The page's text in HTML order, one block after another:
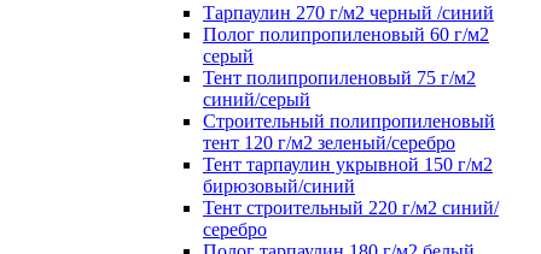
Тарпаулин 270 г/м2 черный /синий
Полог полипропиленовый 60 г/м2
серый
Тент полипропиленовый 75 г/м2
синий/серый
Строительный полипропиленовый
тент 120 г/м2 зеленый/серебро
Тент тарпаулин укрывной 150 г/м2
бирюзовый/синий
Тент строительный 220 г/м2 синий/
серебро